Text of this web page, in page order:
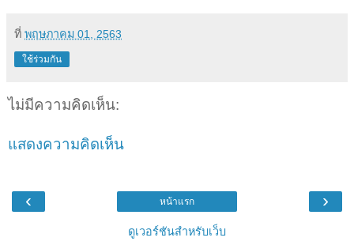
ที่ พฤษภาคม 01, 2563
ใช้ร่วมกัน
ไม่มีความคิดเห็น:
แสดงความคิดเห็น
‹ ›
หน้าแรก
ดูเวอร์ชันสำหรับเว็บ